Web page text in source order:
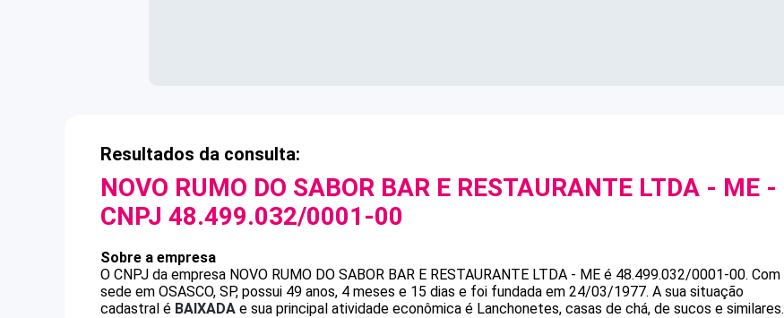
Resultados da consulta:
NOVO RUMO DO SABOR BAR E RESTAURANTE LTDA - ME -
CNPJ 48.499.032/0001-00
Sobre a empresa
O CNPJ da empresa NOVO RUMO DO SABOR BAR E RESTAURANTE LTDA - ME é 48.499.032/0001-00. Com
sede em OSASCO, SP, possui 49 anos, 4 meses e 15 dias e foi fundada em 24/03/1977. A sua situação
cadastral é BAIXADA e sua principal atividade econômica é Lanchonetes, casas de chá, de sucos e similares.